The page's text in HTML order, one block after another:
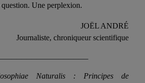
Une perplexion.
JOËL ANDRÉ
Journaliste, chroniqueur scientifique
Naturalis : Principes de